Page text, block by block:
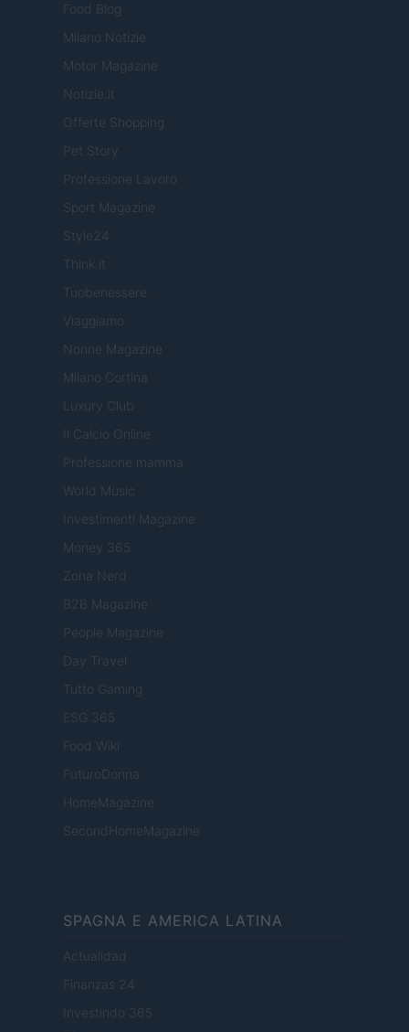
Food Blog
Milano Notizie
Motor Magazine
Notizie.it
Offerte Shopping
Pet Story
Professione Lavoro
Sport Magazine
Style24
Think.it
Tuobenessere
Viaggiamo
Nonne Magazine
Milano Cortina
Luxury Club
Il Calcio Online
Professione mamma
World Music
Investimenti Magazine
Money 365
Zona Nerd
B2B Magazine
People Magazine
Day Travel
Tutto Gaming
ESG 365
Food Wiki
FuturoDonna
HomeMagazine
SecondHomeMagazine
SPAGNA E AMERICA LATINA
Actualidad
Finanzas 24
Investindo 365